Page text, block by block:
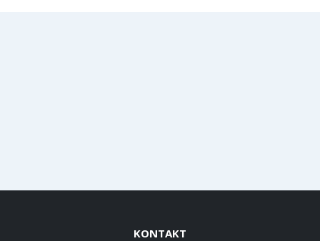
KONTAKT